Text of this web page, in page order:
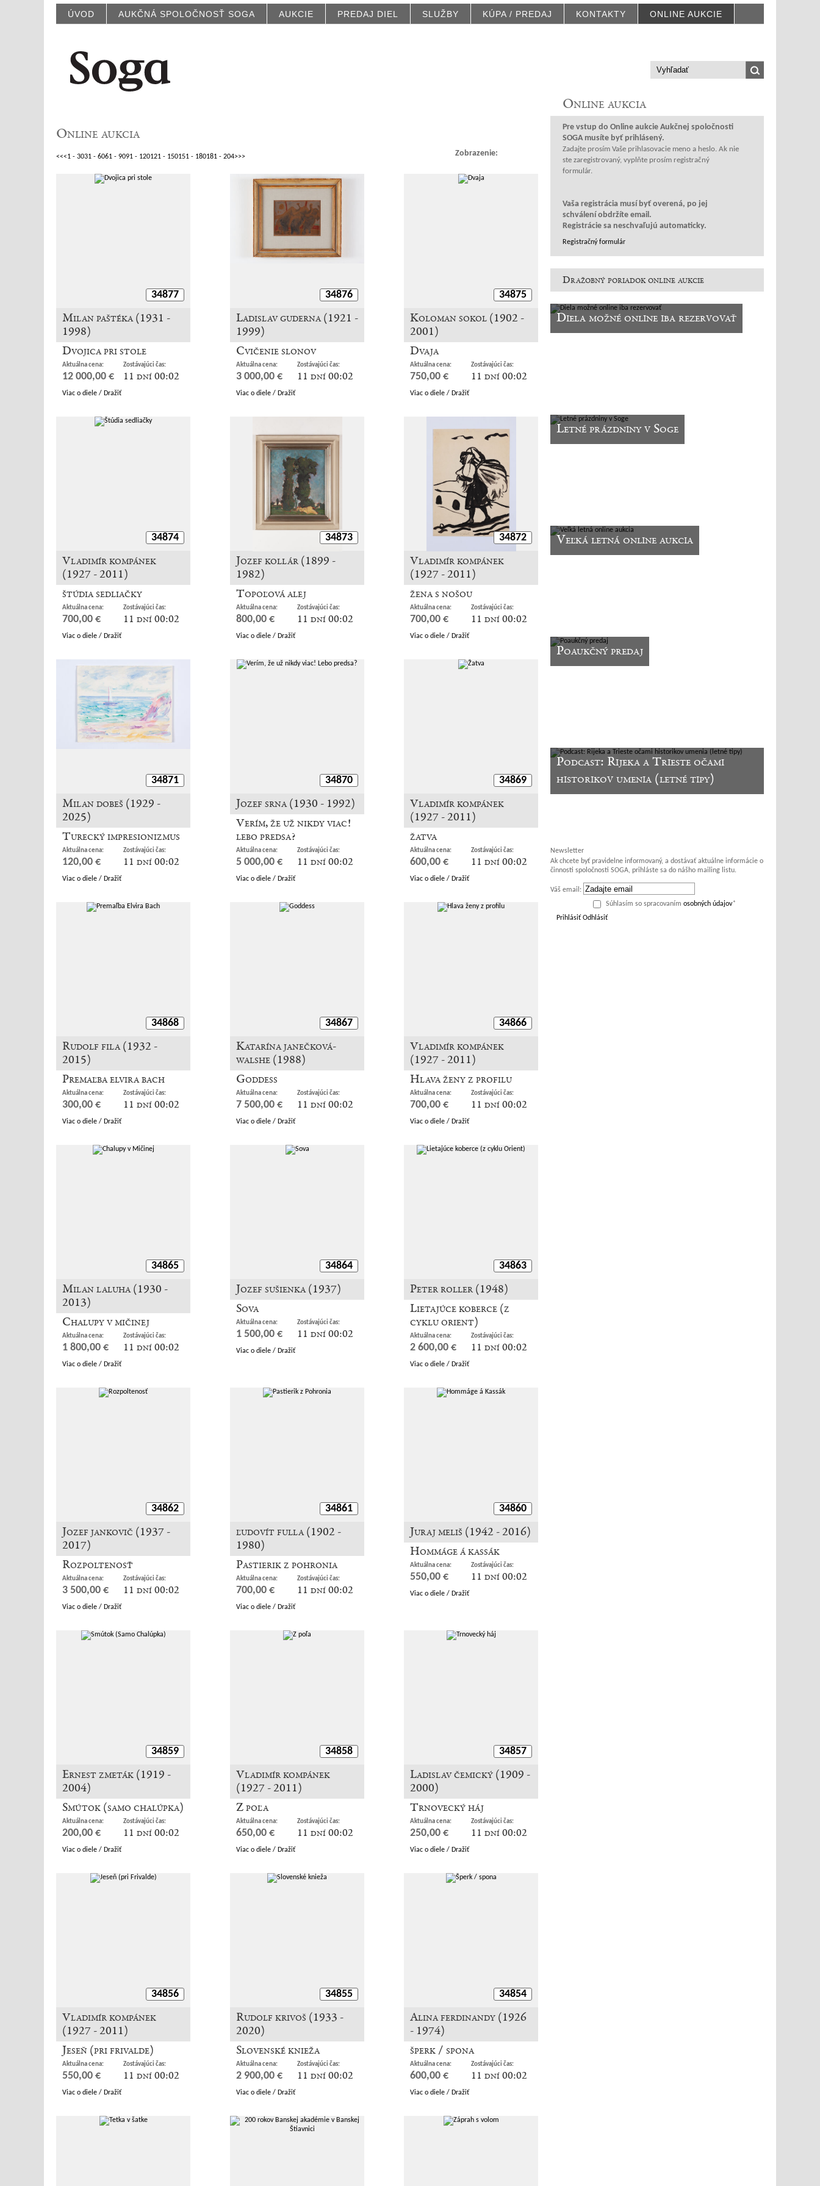
ÚVOD AUKČNÁ SPOLOČNOSŤ SOGA AUKCIE PREDAJ DIEL SLUŽBY KÚPA / PREDAJ KONTAKTY ONLINE AUKCIE
Online aukcia
<<<1 - 3031 - 6061 - 9091 - 120121 - 150151 - 180181 - 204>>> Zobrazenie:
34877
Milan paštéka (1931 -
1998)
Dvojica pri stole
Aktuálna cena:
12 000,00 €
Zostávajúci čas:
11 dní 00:02
Viac o diele / Dražiť
34876
Ladislav guderna (1921 -
1999)
Cvičenie slonov
Aktuálna cena:
3 000,00 €
Zostávajúci čas:
11 dní 00:02
Viac o diele / Dražiť
34875
Koloman sokol (1902 -
2001)
Dvaja
Aktuálna cena:
750,00 €
Zostávajúci čas:
11 dní 00:02
Viac o diele / Dražiť
34874
Vladimír kompánek
(1927 - 2011)
štúdia sedliačky
Aktuálna cena:
700,00 €
Zostávajúci čas:
11 dní 00:02
Viac o diele / Dražiť
34873
Jozef kollár (1899 -
1982)
Topoľová alej
Aktuálna cena:
800,00 €
Zostávajúci čas:
11 dní 00:02
Viac o diele / Dražiť
34872
Vladimír kompánek
(1927 - 2011)
žena s nošou
Aktuálna cena:
700,00 €
Zostávajúci čas:
11 dní 00:02
Viac o diele / Dražiť
34871
Milan dobeš (1929 -
2025)
Turecký impresionizmus
Aktuálna cena:
120,00 €
Zostávajúci čas:
11 dní 00:02
Viac o diele / Dražiť
34870
Jozef srna (1930 - 1992)
Verím, že už nikdy viac!
lebo predsa?
Aktuálna cena:
5 000,00 €
Zostávajúci čas:
11 dní 00:02
Viac o diele / Dražiť
34869
Vladimír kompánek
(1927 - 2011)
žatva
Aktuálna cena:
600,00 €
Zostávajúci čas:
11 dní 00:02
Viac o diele / Dražiť
34868
Rudolf fila (1932 -
2015)
Premaľba elvira bach
Aktuálna cena:
300,00 €
Zostávajúci čas:
11 dní 00:02
Viac o diele / Dražiť
34867
Katarína janečková-
walshe (1988)
Goddess
Aktuálna cena:
7 500,00 €
Zostávajúci čas:
11 dní 00:02
Viac o diele / Dražiť
34866
Vladimír kompánek
(1927 - 2011)
Hlava ženy z profilu
Aktuálna cena:
700,00 €
Zostávajúci čas:
11 dní 00:02
Viac o diele / Dražiť
34865
Milan laluha (1930 -
2013)
Chalupy v mičinej
Aktuálna cena:
1 800,00 €
Zostávajúci čas:
11 dní 00:02
Viac o diele / Dražiť
34864
Jozef sušienka (1937)
Sova
Aktuálna cena:
1 500,00 €
Zostávajúci čas:
11 dní 00:02
Viac o diele / Dražiť
34863
Peter roller (1948)
Lietajúce koberce (z
cyklu orient)
Aktuálna cena:
2 600,00 €
Zostávajúci čas:
11 dní 00:02
Viac o diele / Dražiť
34862
Jozef jankovič (1937 -
2017)
Rozpoltenosť
Aktuálna cena:
3 500,00 €
Zostávajúci čas:
11 dní 00:02
Viac o diele / Dražiť
34861
ľudovít fulla (1902 -
1980)
Pastierik z pohronia
Aktuálna cena:
700,00 €
Zostávajúci čas:
11 dní 00:02
Viac o diele / Dražiť
34860
Juraj meliš (1942 - 2016)
Hommáge á kassák
Aktuálna cena:
550,00 €
Zostávajúci čas:
11 dní 00:02
Viac o diele / Dražiť
34859
Ernest zmeták (1919 -
2004)
Smútok (samo chalúpka)
Aktuálna cena:
200,00 €
Zostávajúci čas:
11 dní 00:02
Viac o diele / Dražiť
34858
Vladimír kompánek
(1927 - 2011)
Z poľa
Aktuálna cena:
650,00 €
Zostávajúci čas:
11 dní 00:02
Viac o diele / Dražiť
34857
Ladislav čemický (1909 -
2000)
Trnovecký háj
Aktuálna cena:
250,00 €
Zostávajúci čas:
11 dní 00:02
Viac o diele / Dražiť
34856
Vladimír kompánek
(1927 - 2011)
Jeseň (pri frivalde)
Aktuálna cena:
550,00 €
Zostávajúci čas:
11 dní 00:02
Viac o diele / Dražiť
34855
Rudolf krivoš (1933 -
2020)
Slovenské knieža
Aktuálna cena:
2 900,00 €
Zostávajúci čas:
11 dní 00:02
Viac o diele / Dražiť
34854
Alina ferdinandy (1926
- 1974)
šperk / spona
Aktuálna cena:
600,00 €
Zostávajúci čas:
11 dní 00:02
Viac o diele / Dražiť
Online aukcia
Pre vstup do Online aukcie Aukčnej spoločnosti
SOGA musíte byť prihlásený.
Zadajte prosím Vaše prihlasovacie meno a heslo. Ak nie
ste zaregistrovaný, vyplňte prosím registračný
formulár.
Vaša registrácia musí byť overená, po jej
schválení obdržíte email.
Registrácie sa neschvaľujú automaticky.
Registračný formulár
Dražobný poriadok online aukcie
Diela možné online iba rezervovať
Letné prázdniny v Soge
Veľká letná online aukcia
Poaukčný predaj
Podcast: Rijeka a Trieste očami
historikov umenia (letné tipy)
Newsletter
Ak chcete byť pravidelne informovaný, a dostávať aktuálne informácie o
činnosti spoločnosti SOGA, prihláste sa do nášho mailing listu.
Váš email:
Súhlasím so spracovaním osobných údajov*
Prihlásiť Odhlásiť